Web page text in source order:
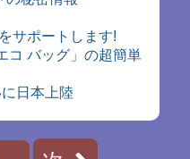
サポートします!
コ バッグ」の超簡単
日本上陸